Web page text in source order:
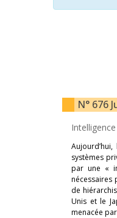
N° 676
systèmes
par une «
nécessaires
de
Unis et le
menacée